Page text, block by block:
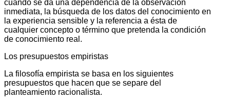
cuando se da una dependencia de la observación
inmediata, la búsqueda de los datos del conocimiento en
la experiencia sensible y la referencia a ésta de
cualquier concepto o término que pretenda la condición
de conocimiento real.
Los presupuestos empiristas
La filosofía empirista se basa en los siguientes
presupuestos que hacen que se separe del
planteamiento racionalista.